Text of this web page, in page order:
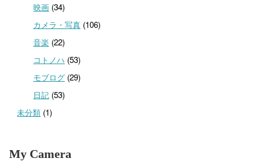
映画(34)
カメラ・写真(106)
音楽 (22)
コトノハ (53)
モブログ(29)
日記(53)
未分類 (1)
My Camera